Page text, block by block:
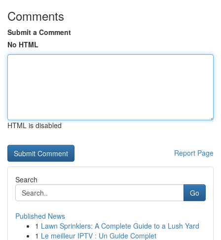
Comments
Submit a Comment
No HTML
HTML is disabled
Report Page
Search
Go
Published News
1 Lawn Sprinklers: A Complete Guide to a Lush Yard
1 Le meilleur IPTV : Un Guide Complet